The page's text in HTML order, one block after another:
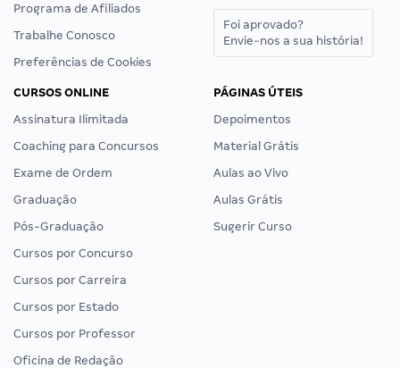
Programa de Afiliados
Trabalhe Conosco
Preferências de Cookies
Foi aprovado?
Envie-nos a sua história!
CURSOS ONLINE
Assinatura Ilimitada
Coaching para Concursos
Exame de Ordem
Graduação
Pós-Graduação
Cursos por Concurso
Cursos por Carreira
Cursos por Estado
Cursos por Professor
Oficina de Redação
PÁGINAS ÚTEIS
Depoimentos
Material Grátis
Aulas ao Vivo
Aulas Grátis
Sugerir Curso